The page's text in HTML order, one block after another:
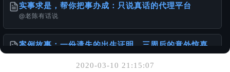
实事求是，帮你把事办成：只说真话的代理平台
@老陈有话说
案例故事：一份遗失的出生证明，三周后的意外惊喜
@老陈有话说
2020-03-10 21:15:07